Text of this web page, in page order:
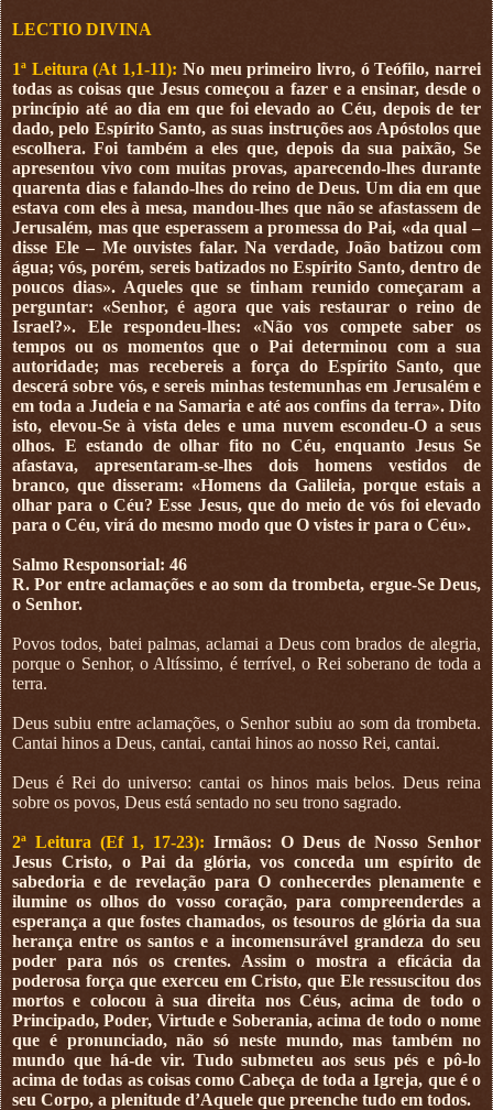
LECTIO DIVINA
1ª Leitura (At 1,1-11): No meu primeiro livro, ó Teófilo, narrei
todas as coisas que Jesus começou a fazer e a ensinar, desde o
princípio até ao dia em que foi elevado ao Céu, depois de ter
dado, pelo Espírito Santo, as suas instruções aos Apóstolos que
escolhera. Foi também a eles que, depois da sua paixão, Se
apresentou vivo com muitas provas, aparecendo-lhes durante
quarenta dias e falando-lhes do reino de Deus. Um dia em que
estava com eles à mesa, mandou-lhes que não se afastassem de
Jerusalém, mas que esperassem a promessa do Pai, «da qual –
disse Ele – Me ouvistes falar. Na verdade, João batizou com
água; vós, porém, sereis batizados no Espírito Santo, dentro de
poucos dias». Aqueles que se tinham reunido começaram a
perguntar: «Senhor, é agora que vais restaurar o reino de
Israel?». Ele respondeu-lhes: «Não vos compete saber os
tempos ou os momentos que o Pai determinou com a sua
autoridade; mas recebereis a força do Espírito Santo, que
descerá sobre vós, e sereis minhas testemunhas em Jerusalém e
em toda a Judeia e na Samaria e até aos confins da terra». Dito
isto, elevou-Se à vista deles e uma nuvem escondeu-O a seus
olhos. E estando de olhar fito no Céu, enquanto Jesus Se
afastava, apresentaram-se-lhes dois homens vestidos de
branco, que disseram: «Homens da Galileia, porque estais a
olhar para o Céu? Esse Jesus, que do meio de vós foi elevado
para o Céu, virá do mesmo modo que O vistes ir para o Céu».
Salmo Responsorial: 46
R. Por entre aclamações e ao som da trombeta, ergue-Se Deus,
o Senhor.
Povos todos, batei palmas, aclamai a Deus com brados de alegria,
porque o Senhor, o Altíssimo, é terrível, o Rei soberano de toda a
terra.
Deus subiu entre aclamações, o Senhor subiu ao som da trombeta.
Cantai hinos a Deus, cantai, cantai hinos ao nosso Rei, cantai.
Deus é Rei do universo: cantai os hinos mais belos. Deus reina
sobre os povos, Deus está sentado no seu trono sagrado.
2ª Leitura (Ef 1, 17-23): Irmãos: O Deus de Nosso Senhor
Jesus Cristo, o Pai da glória, vos conceda um espírito de
sabedoria e de revelação para O conhecerdes plenamente e
ilumine os olhos do vosso coração, para compreenderdes a
esperança a que fostes chamados, os tesouros de glória da sua
herança entre os santos e a incomensurável grandeza do seu
poder para nós os crentes. Assim o mostra a eficácia da
poderosa força que exerceu em Cristo, que Ele ressuscitou dos
mortos e colocou à sua direita nos Céus, acima de todo o
Principado, Poder, Virtude e Soberania, acima de todo o nome
que é pronunciado, não só neste mundo, mas também no
mundo que há-de vir. Tudo submeteu aos seus pés e pô-lo
acima de todas as coisas como Cabeça de toda a Igreja, que é o
seu Corpo, a plenitude d’Aquele que preenche tudo em todos.